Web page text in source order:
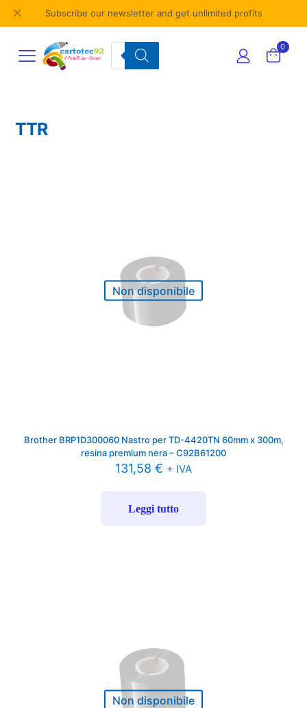
Subscribe our newsletter and get unlimited profits
✕
Products
search
0
TTR
Non disponibile
Brother BRP1D300060 Nastro per TD-4420TN 60mm x 300m,
resina premium nera – C92B61200
131,58 € + IVA
Leggi tutto
Non disponibile